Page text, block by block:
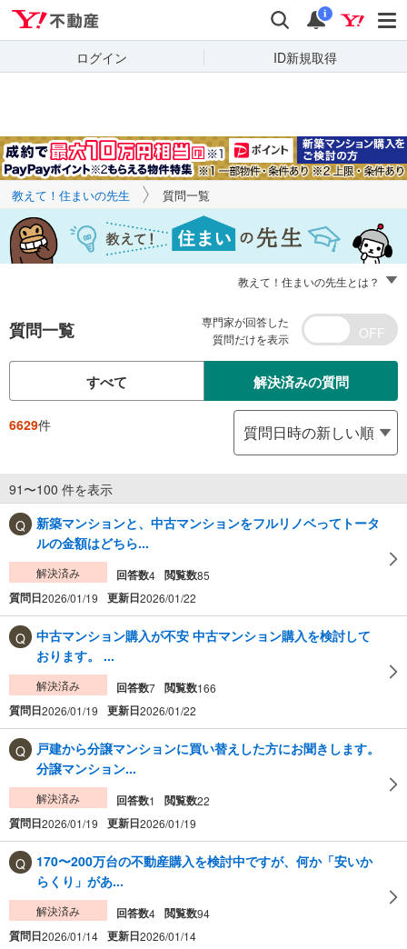
検索 通知
i
ログイン ID新規取得
キーワードで
質問を探す
教えて！住まいの先生 質問一覧
教えて！住まいの先生とは？
質問一覧
専門家が回答した
質問だけを表示
すべて 解決済みの質問
6629件
91〜100 件を表示
新築マンションと、中古マンションをフルリノベってトータ
ルの金額はどちら...
解決済み 回答数4 閲覧数85
質問日2026/01/19 更新日2026/01/22
中古マンション購入が不安 中古マンション購入を検討して
おります。 ...
解決済み 回答数7 閲覧数166
質問日2026/01/19 更新日2026/01/22
戸建から分譲マンションに買い替えした方にお聞きします。
分譲マンション...
解決済み 回答数1 閲覧数22
質問日2026/01/19 更新日2026/01/19
170〜200万台の不動産購入を検討中ですが、何か「安いか
らくり」があ...
解決済み 回答数4 閲覧数94
質問日2026/01/14 更新日2026/01/14